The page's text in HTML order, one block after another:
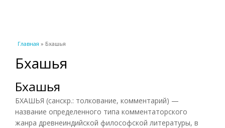
Вы здесь
Главная » Бхашья
Бхашья
Бхашья
БХАШЬЯ (санскр.: толкование, комментарий) —
название определенного типа комментаторского
жанра древнеиндийской философской литературы, в